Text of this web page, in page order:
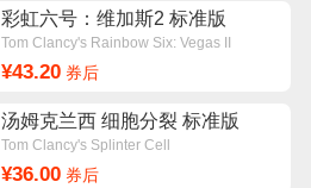
彩虹六号：维加斯2 标准版
Tom Clancy's Rainbow Six: Vegas II
¥43.20券后
汤姆克兰西 细胞分裂 标准版
Tom Clancy's Splinter Cell
¥36.00券后